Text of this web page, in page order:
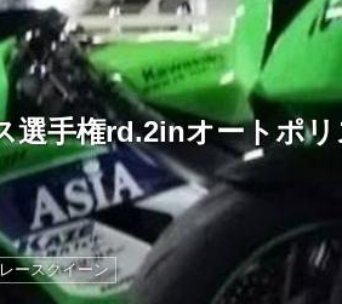
選手権rd.2inオートポ
レースクイーン